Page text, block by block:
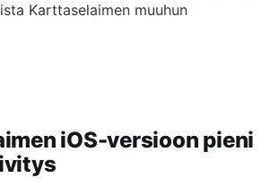
Karttaselaimen muuhun
iOS-versioon pieni